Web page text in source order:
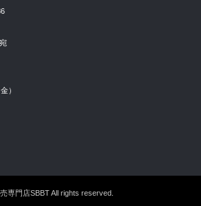
）
専門店SBBTAll rights reserved.